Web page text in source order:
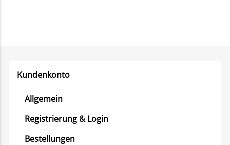
Kundenkonto
Allgemein
Registrierung & Login
Bestellungen